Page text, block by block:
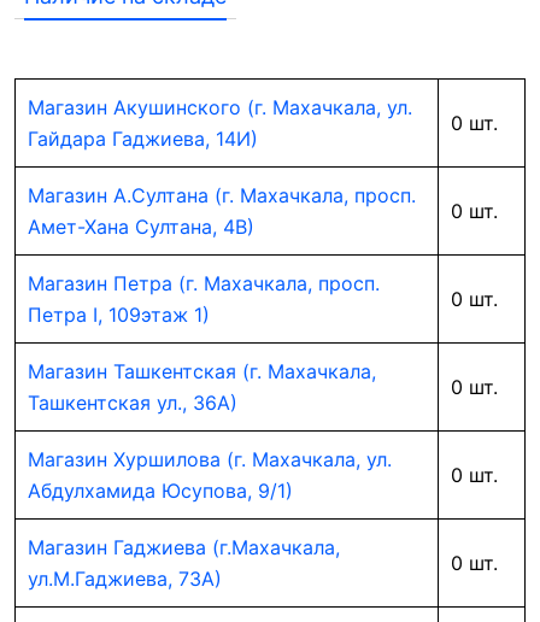
Магазин Акушинского (г. Махачкала, ул.
Гайдара Гаджиева, 14И)
0 шт.
Магазин А.Султана (г. Махачкала, просп.
Амет-Хана Султана, 4В)
0 шт.
Магазин Петра (г. Махачкала, просп.
Петра I, 109этаж 1)
0 шт.
Магазин Ташкентская (г. Махачкала,
Ташкентская ул., 36А)
0 шт.
Магазин Хуршилова (г. Махачкала, ул.
Абдулхамида Юсупова, 9/1)
0 шт.
Магазин Гаджиева (г.Махачкала,
ул.М.Гаджиева, 73А)
0 шт.